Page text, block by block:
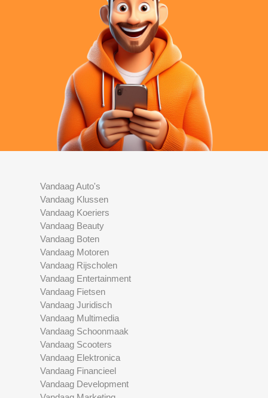
Vandaag Auto's
Vandaag Klussen
Vandaag Koeriers
Vandaag Beauty
Vandaag Boten
Vandaag Motoren
Vandaag Rijscholen
Vandaag Entertainment
Vandaag Fietsen
Vandaag Juridisch
Vandaag Multimedia
Vandaag Schoonmaak
Vandaag Scooters
Vandaag Elektronica
Vandaag Financieel
Vandaag Development